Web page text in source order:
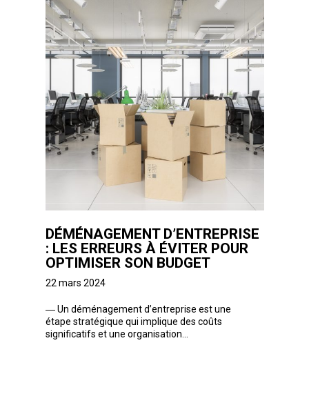
DÉMÉNAGEMENT D’ENTREPRISE
: LES ERREURS À ÉVITER POUR
OPTIMISER SON BUDGET
22 mars 2024
―Un déménagement d’entreprise est une
étape stratégique qui implique des coûts
significatifs et une organisation...